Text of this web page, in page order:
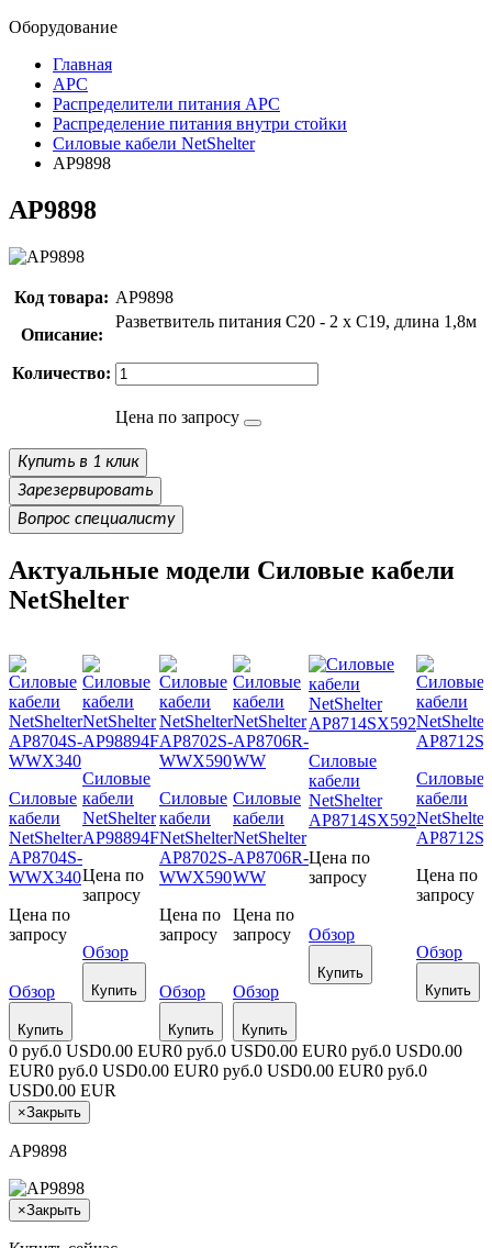
Оборудование
Главная
APC
Распределители питания APC
Распределение питания внутри стойки
Силовые кабели NetShelter
AP9898
AP9898
Код товара: AP9898
Описание:
Разветвитель питания C20 - 2 x С19, длина 1,8м
Количество:
Цена по запросу
Купить в 1 клик
Зарезервировать
Вопрос специалисту
Актуальные модели Силовые кабели
NetShelter
Силовые
кабели
NetShelter
AP8704S-
WWX340
Цена по
запросу
Обзор
Купить
Силовые
кабели
NetShelter
AP98894F
Цена по
запросу
Обзор
Купить
Силовые
кабели
NetShelter
AP8702S-
WWX590
Цена по
запросу
Обзор
Купить
Силовые
кабели
NetShelter
AP8706R-
WW
Цена по
запросу
Обзор
Купить
Силовые
кабели
NetShelter
AP8714SX592
Цена по
запросу
Обзор
Купить
Силовые
кабели
NetShelter
AP8712S
Цена по
запросу
Обзор
Купить
0 руб.0 USD0.00 EUR0 руб.0 USD0.00 EUR0 руб.0 USD0.00
EUR0 руб.0 USD0.00 EUR0 руб.0 USD0.00 EUR0 руб.0
USD0.00 EUR
×Закрыть
AP9898
×Закрыть